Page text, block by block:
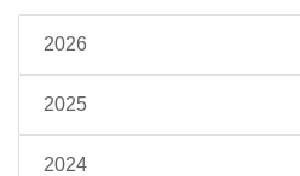
2026
2025
2024